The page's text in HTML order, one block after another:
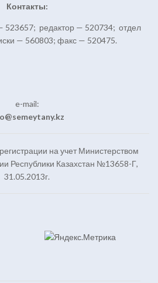
Контакты:
523657; редактор — 520734; отдел
— 560803; факс — 520475.
e-mail:
на учет Министерством
Республики Казахстан №13658-Г,
31.05.2013г.